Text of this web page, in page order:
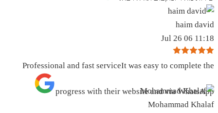
haim david
11:18 06 Jul 26
Professional and fast serviceIt was easy to complete the
progress with their website and via WhatsApp
Mohammad Khalaf